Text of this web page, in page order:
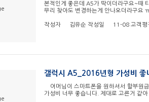
본적인게 좋은데 A5가 딱이더라구요~때
무리 찾아도 변경하는게 안나오더라구요
작성자 김유순 작성일 11-08 고객평
갤럭시 A5_2016년형 가성비
어머님이 스마트폰을 원하셔서 할부원
가성비 너무 좋습니다. 제대로 고른거 같